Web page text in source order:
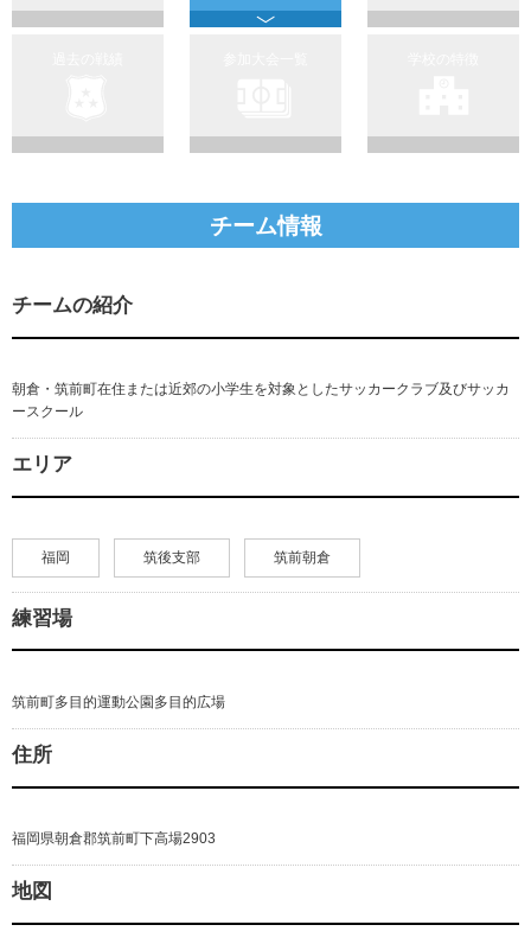
チーム情報
チームの紹介
朝倉・筑前町在住または近郊の小学生を対象としたサッカークラブ及びサッカ
ースクール
エリア
福岡 筑後支部 筑前朝倉
練習場
筑前町多目的運動公園多目的広場
住所
福岡県朝倉郡筑前町下高場2903
地図